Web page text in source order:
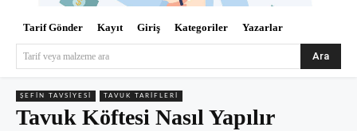
Tarif Gönder Kayıt Giriş Kategoriler Yazarlar
Tarif veya malzeme ara Ara
ŞEFIN TAVSIYESI TAVUK TARIFLERI
Tavuk Köftesi Nasıl Yapılır